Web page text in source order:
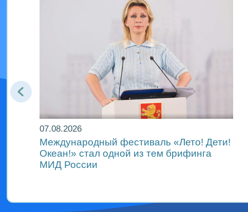
07.08.2026
Международный фестиваль «Лето! Дети!
Океан!» стал одной из тем брифинга
МИД России